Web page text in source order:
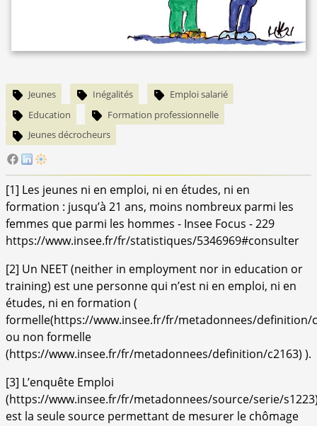
Jeunes Inégalités
Emploi salarié
Education
Formation professionnelle
Jeunes décrocheurs
[1] Les jeunes ni en emploi, ni en études, ni en
formation : jusqu’à 21 ans, moins nombreux parmi les
femmes que parmi les hommes - Insee Focus - 229
https://www.insee.fr/fr/statistiques/5346969#consulter
[2] Un NEET (neither in employment nor in education or
training) est une personne qui n’est ni en emploi, ni en
études, ni en formation (
formelle(https://www.insee.fr/fr/metadonnees/definition/
ou non formelle
(https://www.insee.fr/fr/metadonnees/definition/c2163) ).
[3] L’enquête Emploi
(https://www.insee.fr/fr/metadonnees/source/serie/s1223
est la seule source permettant de mesurer le chômage